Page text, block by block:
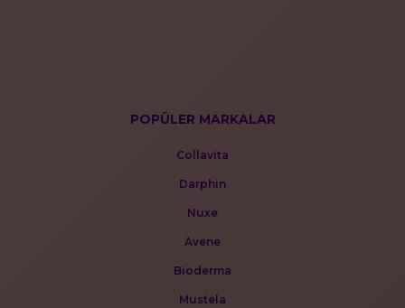
POPÜLER MARKALAR
Collavita
Darphin
Nuxe
Avene
Bioderma
Mustela